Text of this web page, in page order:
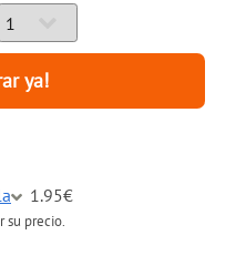
1.95€
su precio.